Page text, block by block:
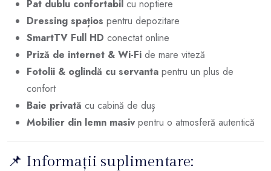
Pat dublu confortabil cu noptiere
Dressing spațios pentru depozitare
SmartTV Full HD conectat online
Priză de internet & Wi-Fi de mare viteză
Fotolii & oglindă cu servanta pentru un plus de
confort
Baie privată cu cabină de duș
Mobilier din lemn masivpentru o atmosferă autentică
📌 Informații suplimentare: